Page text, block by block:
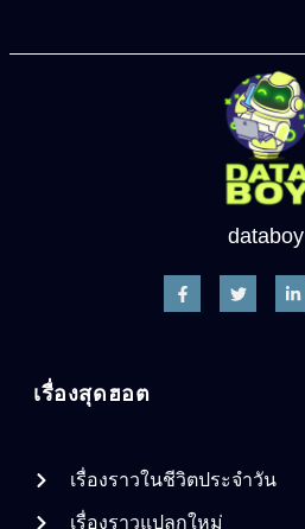
databoy
เรื่องสุดฮอต
เรื่องราวในชีวิตประจำวัน
เรื่องราวแปลกใหม่